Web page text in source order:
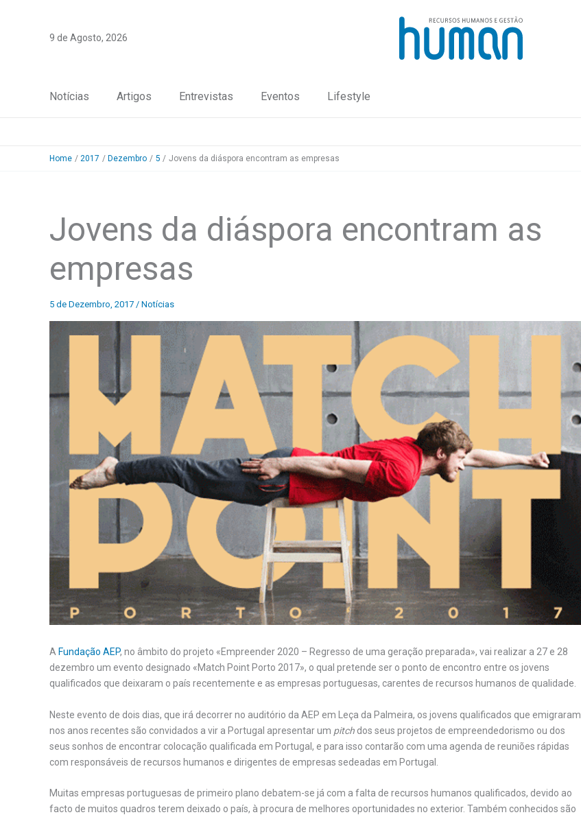
9 de Agosto, 2026
Notícias Artigos Entrevistas Eventos Lifestyle
Home 2017 Dezembro 5 Jovens da diáspora encontram as empresas
Jovens da diáspora encontram as
empresas
5 de Dezembro, 2017 / Notícias
A Fundação AEP, no âmbito do projeto «Empreender 2020 – Regresso de uma geração preparada», vai realizar a 27 e 28
dezembro um evento designado «Match Point Porto 2017», o qual pretende ser o ponto de encontro entre os jovens
qualificados que deixaram o país recentemente e as empresas portuguesas, carentes de recursos humanos de qualidade.
Neste evento de dois dias, que irá decorrer no auditório da AEP em Leça da Palmeira, os jovens qualificados que emigraram
nos anos recentes são convidados a vir a Portugal apresentar um pitch dos seus projetos de empreendedorismo ou dos
seus sonhos de encontrar colocação qualificada em Portugal, e para isso contarão com uma agenda de reuniões rápidas
com responsáveis de recursos humanos e dirigentes de empresas sedeadas em Portugal.
Muitas empresas portuguesas de primeiro plano debatem-se já com a falta de recursos humanos qualificados, devido ao
facto de muitos quadros terem deixado o país, à procura de melhores oportunidades no exterior. Também conhecidos são